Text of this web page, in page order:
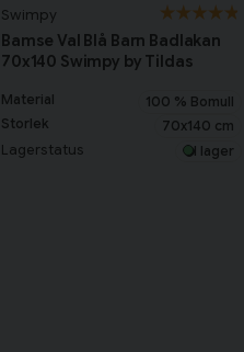
Swimpy
Bamse Val Blå Barn Badlakan
70x140 Swimpy by Tildas
Material
100 % Bomull
Storlek
70x140 cm
Lagerstatus I lager